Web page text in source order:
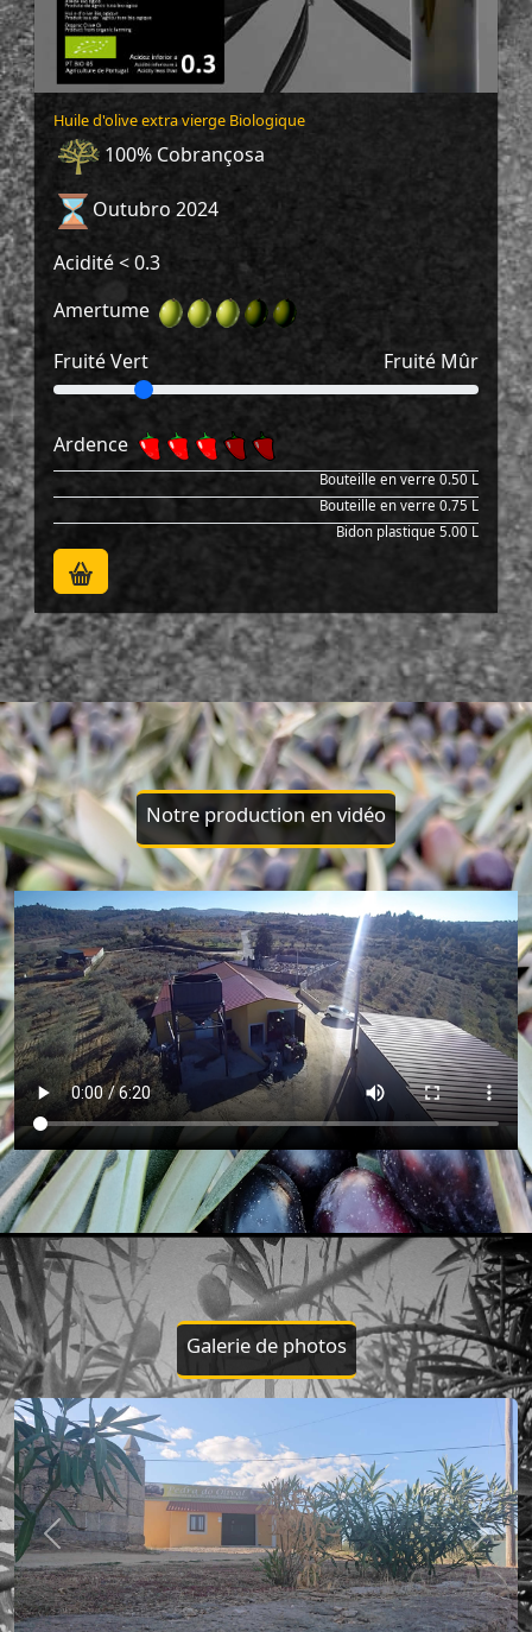
Huile d'olive extra vierge Biologique
100% Cobrançosa
Outubro 2024
Acidité< 0.3
Amertume
Fruité Vert
Fruité Mûr
Ardence
Bouteille en verre 0.50 L
Bouteille en verre 0.75 L
Bidon plastique 5.00 L
Notre production en vidéo
Galerie de photos